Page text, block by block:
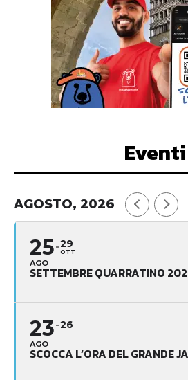
Eventi
AGOSTO, 2026
25
AGO
29
OTT
SETTEMBRE QUARRATINO
23
AGO
26
SCOCCA L’ORA DEL GRANDE